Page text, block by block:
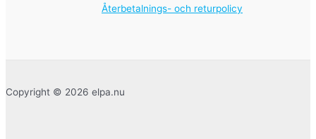
Återbetalnings- och returpolicy
Copyright © 2026 elpa.nu